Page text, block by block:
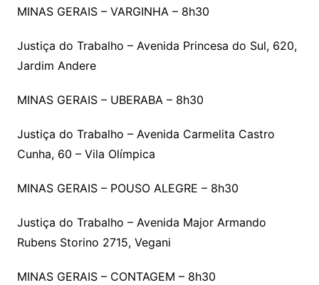
MINAS GERAIS – VARGINHA – 8h30
Justiça do Trabalho – Avenida Princesa do Sul, 620,
Jardim Andere
MINAS GERAIS – UBERABA – 8h30
Justiça do Trabalho – Avenida Carmelita Castro
Cunha, 60 – Vila Olímpica
MINAS GERAIS – POUSO ALEGRE – 8h30
Justiça do Trabalho – Avenida Major Armando
Rubens Storino 2715, Vegani
MINAS GERAIS – CONTAGEM – 8h30